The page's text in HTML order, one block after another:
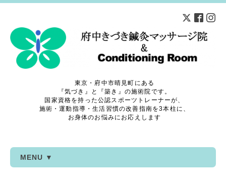
東京・府中市晴見町にある
『気づき』と『築き』の施術院です。
国家資格を持った公認スポーツトレーナーが、
施術・運動指導・生活習慣の改善指南を3本柱に、
お身体のお悩みにお応えします
MENU ▼